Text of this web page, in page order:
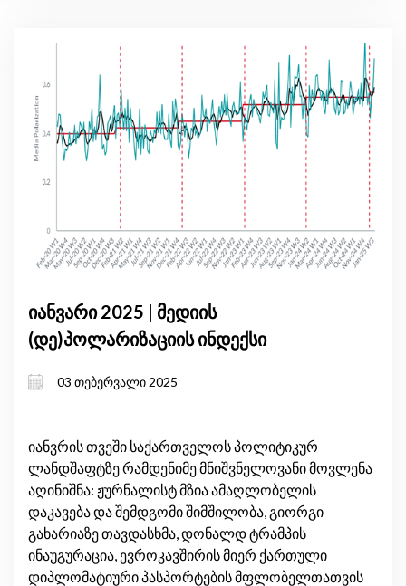
იანვარი 2025 | მედიის
(დე)პოლარიზაციის ინდექსი
03 თებერვალი 2025
იანვრის თვეში საქართველოს პოლიტიკურ
ლანდშაფტზე რამდენიმე მნიშვნელოვანი მოვლენა
აღინიშნა: ჟურნალისტ მზია ამაღლობელის
დაკავება და შემდგომი შიმშილობა, გიორგი
გახარიაზე თავდასხმა, დონალდ ტრამპის
ინაუგურაცია, ევროკავშირის მიერ ქართული
დიპლომატიური პასპორტების მფლობელთათვის